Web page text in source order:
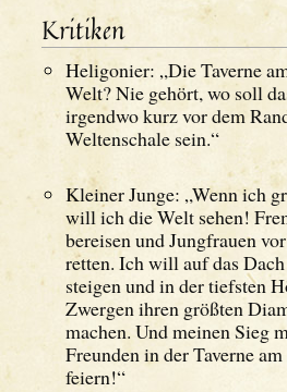
Kritiken
Heligonier: „Die Taverne
Welt? Nie gehört, wo soll
irgendwo kurz vor dem
Weltenschale sein.“
Kleiner Junge: „Wenn ich
will ich die Welt sehen!
bereisen und Jungfrauen
retten. Ich will auf das
steigen und in der tiefsten
Zwergen ihren größten
machen. Und meinen Sieg
Freunden in der Taverne
feiern!“